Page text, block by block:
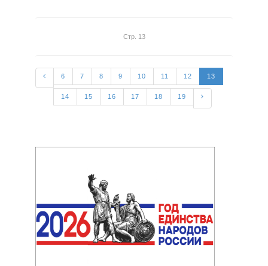
Стр. 13
6 7 8 9 10 11 12 13
14 15 16 17 18 19